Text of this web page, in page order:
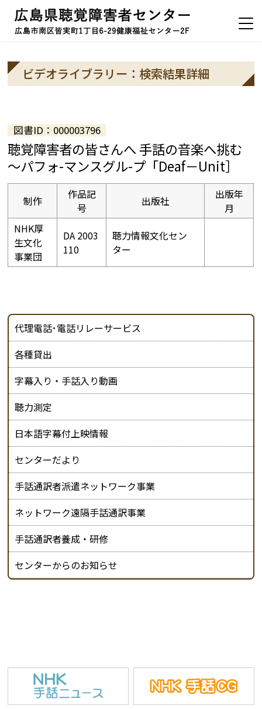
ビデオライブラリー：検索結果詳細
図書ID：000003796
聴覚障害者の皆さんへ 手話の音楽へ挑む
～パフォ-マンスグル-プ「Deaf－Unit］
制作
作品記
号
出版社
出版年
月
NHK厚
生文化
事業団
DA 2003
110
聴力情報文化セン
ター
代理電話･電話リレーサービス
各種貸出
字幕入り・手話入り動画
聴力測定
日本語字幕付上映情報
センターだより
手話通訳者派遣ネットワーク事業
ネットワーク遠隔手話通訳事業
手話通訳者養成・研修
センターからのお知らせ